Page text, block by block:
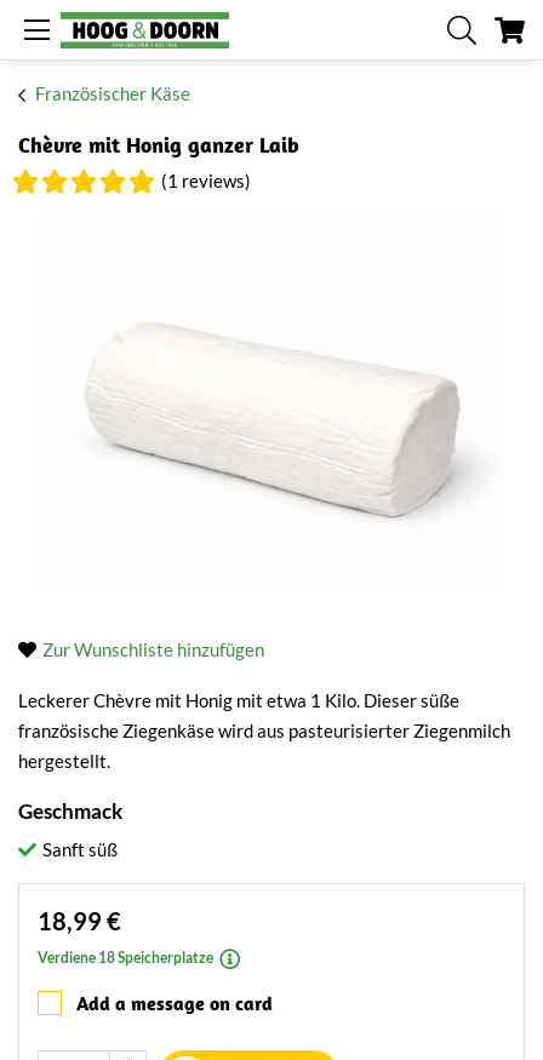
Französischer Käse
Chèvre mit Honig ganzer Laib
(1 reviews)
Zur Wunschliste hinzufügen
Leckerer Chèvre mit Honig mit etwa 1 Kilo. Dieser süße
französische Ziegenkäse wird aus pasteurisierter Ziegenmilch
hergestellt.
Geschmack
Sanft süß
18,99 €
Verdiene 18 Speicherplatze
Add a message on card